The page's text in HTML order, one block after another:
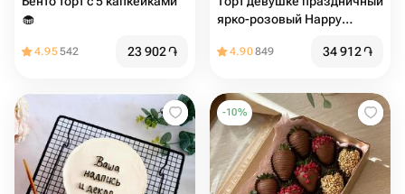
🧁
4.95542 23 902֏
ярко-розовый Happy
4.90849 34 912֏
-10%